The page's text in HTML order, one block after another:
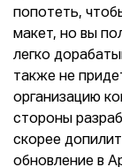
попотеть,
макет, но вы
легко
также не
организацию
стороны
скорее
обновление в